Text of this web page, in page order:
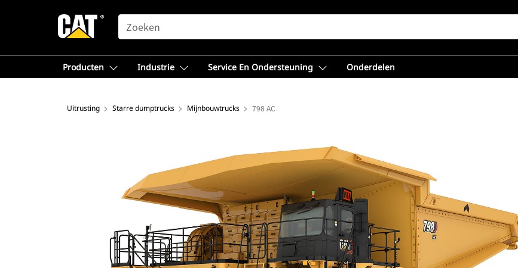
SEARCH
Producten Industrie Service En Ondersteuning Onderdelen
Uitrusting Starre dumptrucks Mijnbouwtrucks 798 AC